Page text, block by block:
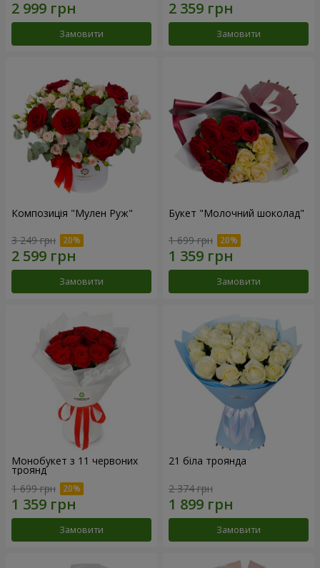
Замовити Замовити
Композиція "Мулен Руж"
3 249 грн
Замовити
Букет "Молочний шоколад"
1 699 грн
Замовити
Монобукет з 11 червоних
троянд
1 699 грн
Замовити
21 біла троянда
2 374 грн
Замовити